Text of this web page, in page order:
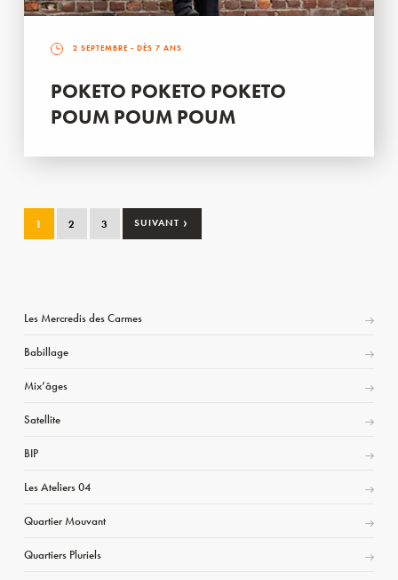
2 SEPTEMBRE - DÈS 7 ANS
POKETO POKETO POKETO
POUM POUM POUM
1 2 3 SUIVANT ›
Les Mercredis des Carmes
Babillage
Mix’âges
Satellite
BIP
Les Ateliers 04
Quartier Mouvant
Quartiers Pluriels